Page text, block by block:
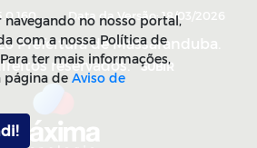
Data da Versão: 18/03/2026
Prefeitura de Massaranduba.
reservados. SUBIR
no nosso portal,
com a nossa Política de
ter mais informações,
página de Aviso de